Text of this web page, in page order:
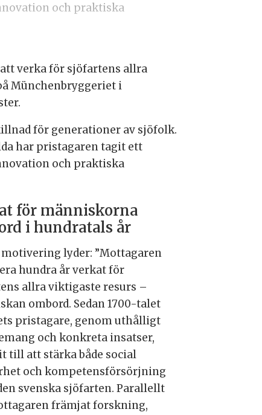
och praktiska
verka för sjöfartens allra
Münchenbryggeriet i
för generationer av sjöfolk.
har pristagaren tagit ett
och praktiska
för människorna
i hundratals år
motivering lyder: ”Mottagaren
hundra år verkat för
allra viktigaste resurs –
ombord. Sedan 1700-talet
pristagare, genom uthålligt
och konkreta insatser,
till att stärka både social
och kompetensförsörjning
svenska sjöfarten. Parallellt
främjat forskning,